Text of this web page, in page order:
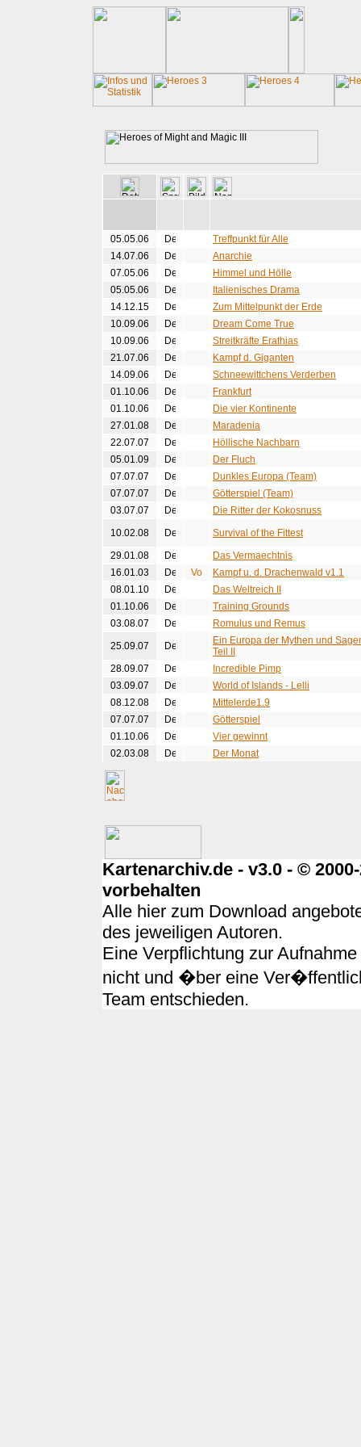
05.05.06
Treffpunkt für Alle
14.07.06
Anarchie
07.05.06
Himmel und Hölle
05.05.06
Italienisches Drama
14.12.15
Zum Mittelpunkt der Erde
10.09.06
Dream Come True
10.09.06
Streitkräfte Erathias
21.07.06
Kampf d. Giganten
14.09.06
Schneewittchens Verderben
01.10.06
Frankfurt
01.10.06
Die vier Kontinente
27.01.08
Maradenia
22.07.07
Höllische Nachbarn
05.01.09
Der Fluch
07.07.07
Dunkles Europa (Team)
07.07.07
Götterspiel (Team)
03.07.07
Die Ritter der Kokosnuss
10.02.08
Survival of the Fittest
29.01.08
Das Vermaechtnis
16.01.03
Kampf u. d. Drachenwald v1.1
08.01.10
Das Weltreich II
01.10.06
Training Grounds
03.08.07
Romulus und Remus
25.09.07
Ein Europa der Mythen und
Teil II
28.09.07
Incredible Pimp
03.09.07
World of Islands - Lelli
08.12.08
Mittelerde1.9
07.07.07
Götterspiel
01.10.06
Vier gewinnt
02.03.08
Der Monat
Kartenarchiv.de - v3.0 - ©
vorbehalten
Alle hier zum Download
des jeweiligen Autoren.
Eine Verpflichtung zur
nicht und �ber eine
Team entschieden.